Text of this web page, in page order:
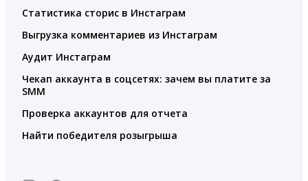
Статистика сторис в Инстаграм
Выгрузка комментариев из Инстаграм
Аудит Инстаграм
Чекап аккаунта в соцсетях: зачем вы платите за
SMM
Проверка аккаунтов для отчета
Найти победителя розыгрыша